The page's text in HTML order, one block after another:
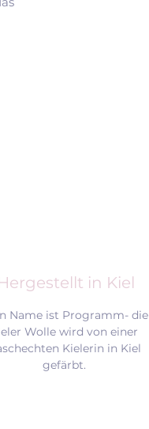
in Kiel
Name ist Programm- die
Wolle wird von einer
Kielerin in Kiel
gefärbt.